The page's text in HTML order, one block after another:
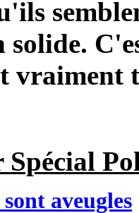
solide.
vraiment
aveugles